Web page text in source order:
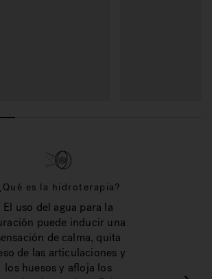
es la hidroterapia?
El uso del agua para la
puede inducir una
de calma, quita
de las articulaciones y
los huesos y afloja los